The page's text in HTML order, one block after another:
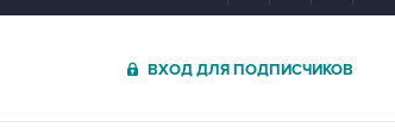
ВХОД ДЛЯ ПОДПИСЧИКОВ